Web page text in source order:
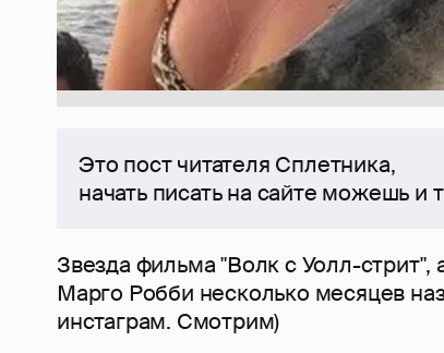
Это пост читателя Сплетника,
начать писать на сайте можешь и
Звезда фильма "Волк с Уолл-стрит",
Марго Робби несколько месяцев
инстаграм. Смотрим)